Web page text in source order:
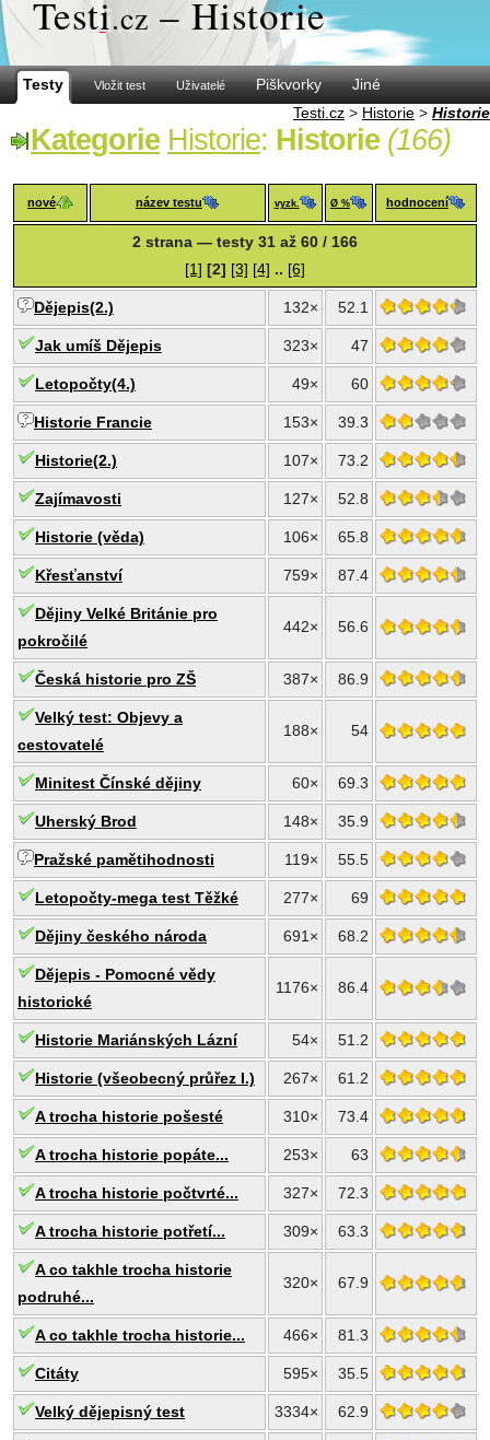
Testi.cz – Historie
Testy Vložit test Uživatelé Piškvorky
Jiné
Testi.cz > Historie > Historie
Kategorie Historie: Historie (166)
nové název testu vyzk. Ø % hodnocení
2 strana — testy 31 až 60 / 166
[1] [2] [3] [4] .. [6]
Dějepis(2.) 132× 52.1
Jak umíš Dějepis 323× 47
Letopočty(4.) 49× 60
Historie Francie 153× 39.3
Historie(2.) 107× 73.2
Zajímavosti 127× 52.8
Historie (věda) 106× 65.8
Křesťanství 759× 87.4
Dějiny Velké Británie pro
pokročilé
442× 56.6
Česká historie pro ZŠ 387× 86.9
Velký test: Objevy a
cestovatelé
188× 54
Minitest Čínské dějiny 60× 69.3
Uherský Brod 148× 35.9
Pražské pamětihodnosti 119× 55.5
Letopočty-mega test Těžké 277× 69
Dějiny českého národa 691× 68.2
Dějepis - Pomocné vědy
historické
1176× 86.4
Historie Mariánských Lázní 54× 51.2
Historie (všeobecný průřez I.) 267× 61.2
A trocha historie pošesté 310× 73.4
A trocha historie popáte... 253× 63
A trocha historie počtvrté... 327× 72.3
A trocha historie potřetí... 309× 63.3
A co takhle trocha historie
podruhé...
320× 67.9
A co takhle trocha historie... 466× 81.3
Citáty 595× 35.5
Velký dějepisný test 3334× 62.9